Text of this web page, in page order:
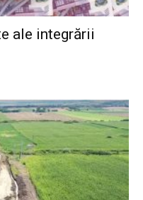
ale integrării